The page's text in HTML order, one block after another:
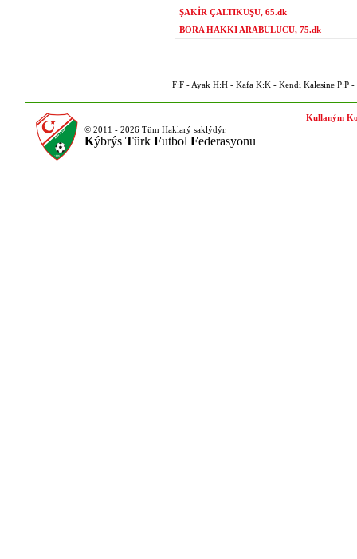
ŞAKİR ÇALTIKUŞU, 65.dk
BORA HAKKI ARABULUCU, 75.dk
F:F - Ayak H:H - Kafa K:K - Kendi Kalesine P:P -
© 2011 - 2026 Tüm Haklarý saklýdýr.
Kýbrýs Türk Futbol Federasyonu
Kullaným